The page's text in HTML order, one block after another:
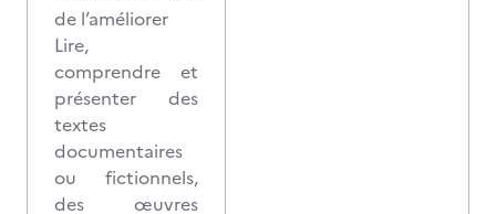
de l’améliorer
Lire,
comprendre et
présenter des
textes
documentaires
ou fictionnels,
des œuvres